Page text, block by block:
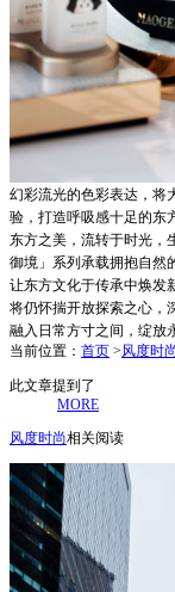
幻彩流光的色彩表达，将
验，打造呼吸感十足的东
东方之美，流转于时光，
御境」系列承载拥抱自然
让东方文化于传承中焕发
将仍怀揣开放探索之心，
融入日常方寸之间，绽放
当前位置： 首页 >风度时
此文章提到了
MORE
风度时尚相关阅读